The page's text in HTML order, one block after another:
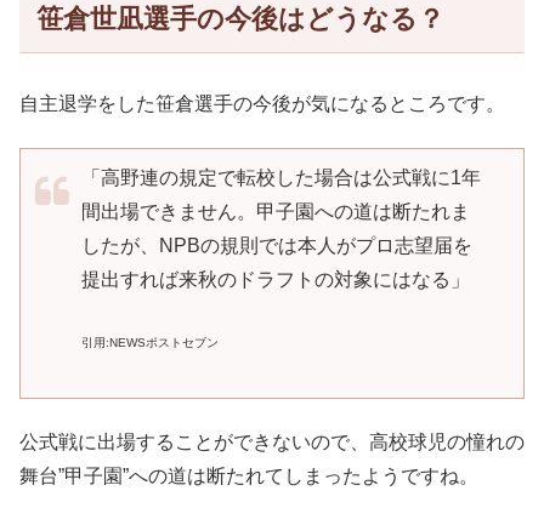
笹倉世凪選手の今後はどうなる？
自主退学をした笹倉選手の今後が気になるところです。
「高野連の規定で転校した場合は公式戦に1年
間出場できません。甲子園への道は断たれま
したが、NPBの規則では本人がプロ志望届を
提出すれば来秋のドラフトの対象にはなる」
引用:NEWSポストセブン
公式戦に出場することができないので、高校球児の憧れの
舞台”甲子園”への道は断たれてしまったようですね。